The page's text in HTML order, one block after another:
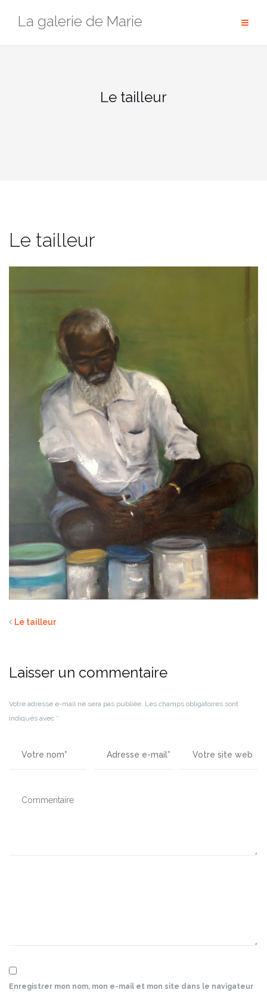
La galerie de Marie
Le tailleur
Le tailleur
Le tailleur
Laisser un commentaire
Votre adresse e-mail ne sera pas publiée. Les champs obligatoires sont
indiqués avec *
Enregistrer mon nom, mon e-mail et mon site dans le navigateur